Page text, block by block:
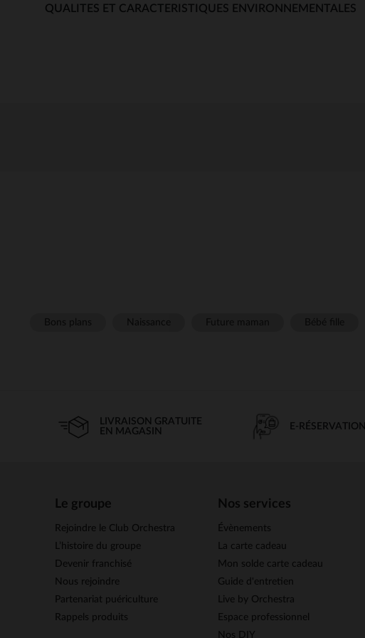
QUALITES ET CARACTERISTIQUES ENVIRONNEMENTALES
LIVRAISON GRATUITE
EN MAGASIN
E-RÉSERVATION
Le groupe
Rejoindre le Club Orchestra
L’histoire du groupe
Devenir franchisé
Nous rejoindre
Partenariat puériculture
Rappels produits
Nos services
Évènements
La carte cadeau
Mon solde carte cadeau
Guide d'entretien
Live by Orchestra
Espace professionnel
Nos DIY